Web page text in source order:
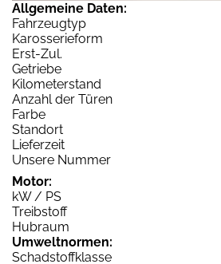
Allgemeine Daten:
Fahrzeugtyp
Karosserieform
Erst-Zul.
Getriebe
Kilometerstand
Anzahl der Türen
Farbe
Standort
Lieferzeit
Unsere Nummer
Motor:
kW / PS
Treibstoff
Hubraum
Umweltnormen:
Schadstoffklasse